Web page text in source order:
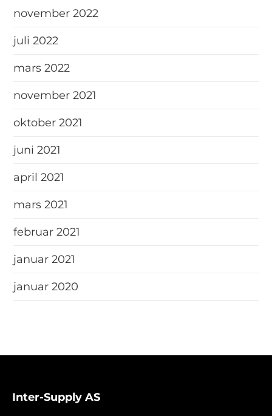
november 2022
juli 2022
mars 2022
november 2021
oktober 2021
juni 2021
april 2021
mars 2021
februar 2021
januar 2021
januar 2020
Inter-Supply AS